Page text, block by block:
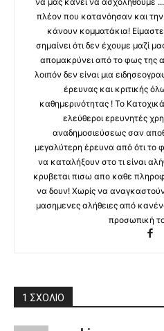
πλέον που κατανόησαν και
κάνουν κομματάκια!
σημαίνει ότι δεν έχουμε μαζί
απομακρύνει από το φως της
λοιπόν δεν είναι μια
έρευνας και κριτικής
καθημερινότητας ! Το
ελεύθεροι ερευνητές
αναδημοσιεύσεως σαν
μεγαλύτερη έρευνα από ότι το
να καταλήξουν στο τι είναι
κρυβεται πισω απο καθε
να δουν! Χωρίς να
μασημενες αλήθειες από
προσωπική
1 ΣΧΟΛΙΟ